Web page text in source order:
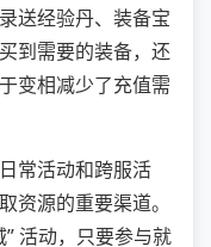
送经验丹、装备宝
到需要的装备，还
变相减少了充值需
常活动和跨服活
资源的重要渠道。
” 活动，只要参与就